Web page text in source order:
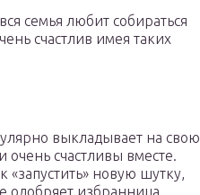
семья любит собираться
счастлив имея таких
выкладывает на свою
счастливы вместе.
«запустить» новую шутку,
одобряет избранница,